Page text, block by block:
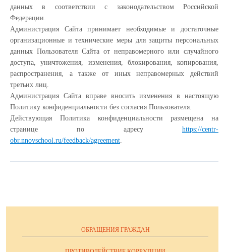
данных в соответствии с законодательством Российской
Федерации.
Администрация Сайта принимает необходимые и достаточные
организационные и технические меры для защиты персональных
данных Пользователя Сайта от неправомерного или случайного
доступа, уничтожения, изменения, блокирования, копирования,
распространения, а также от иных неправомерных действий
третьих лиц.
Администрация Сайта вправе вносить изменения в настоящую
Политику конфиденциальности без согласия Пользователя.
Действующая Политика конфиденциальности размещена на
странице по адресу https://centr-
obr.nnovschool.ru/feedback/agreement.
ОБРАЩЕНИЯ ГРАЖДАН